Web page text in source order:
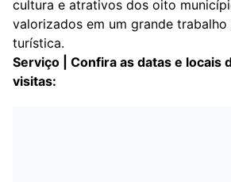
cultura e atrativos dos oito
valorizados em um grande
turística.
Serviço | Confira as datas e locais
visitas: